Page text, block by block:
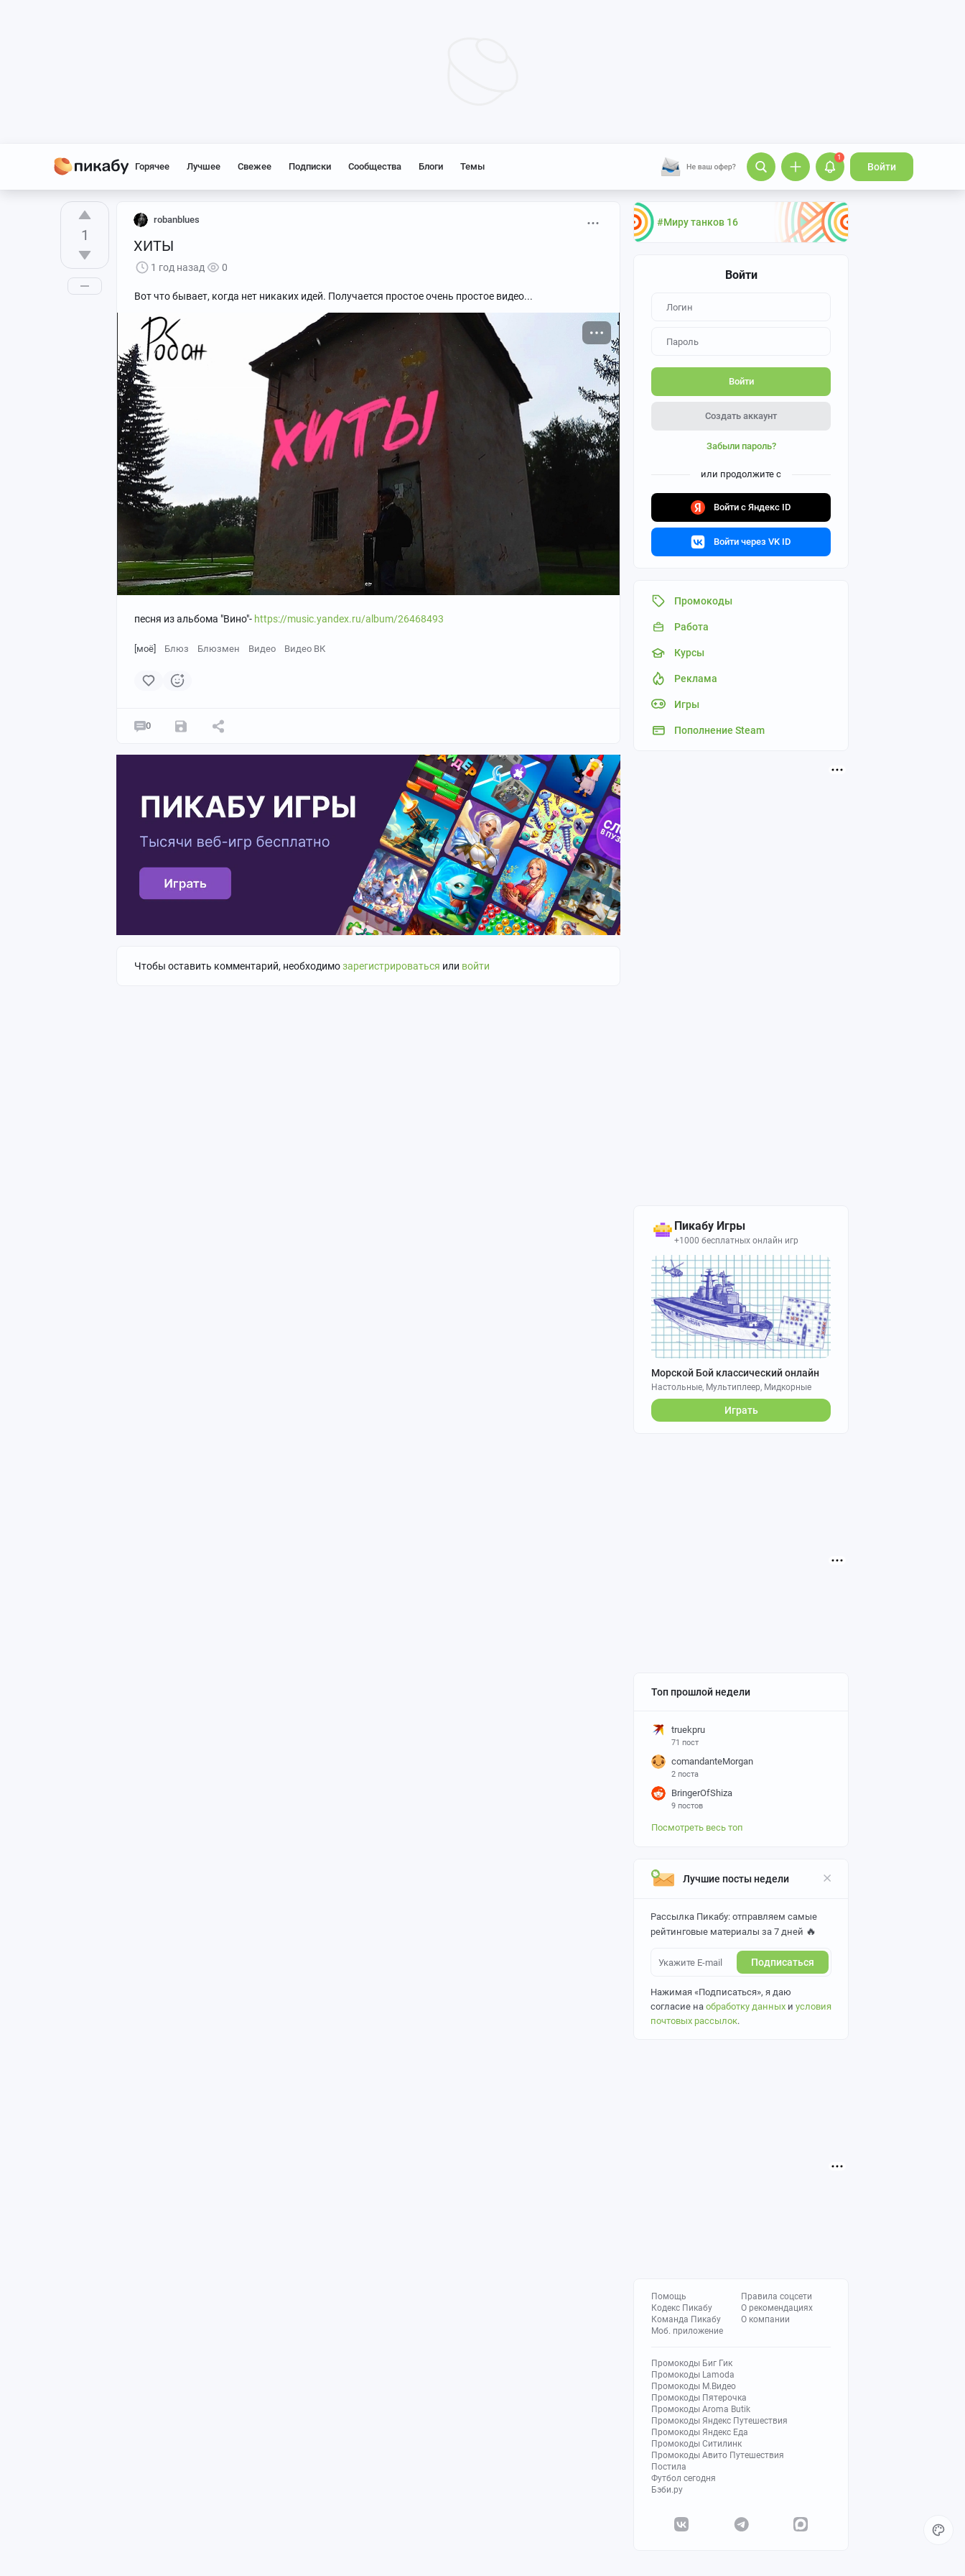
Горячее Лучшее Свежее Подписки Сообщества Блоги Темы
1
Войти
#Миру танков 16
Войти
Войти
Создать аккаунт
Забыли пароль?
или продолжите с
Войти с Яндекс ID
Войти через VK ID
Промокоды
Работа
Курсы
Реклама
Игры
Пополнение Steam
Пикабу Игры
+1000 бесплатных онлайн игр
Морской Бой классический онлайн
Настольные, Мультиплеер, Мидкорные
Играть
Топ прошлой недели
truekpru
71 пост
comandanteMorgan
2 поста
BringerOfShiza
9 постов
Посмотреть весь топ
Лучшие посты недели
Рассылка Пикабу: отправляем самые
рейтинговые материалы за 7 дней 🔥
Подписаться
Нажимая «Подписаться», я даю
согласие на обработку данных и условия
почтовых рассылок.
Помощь
Кодекс Пикабу
Команда Пикабу
Моб. приложение
Правила соцсети
О рекомендациях
О компании
Промокоды Биг Гик
Промокоды Lamoda
Промокоды М.Видео
Промокоды Пятерочка
Промокоды Aroma Butik
Промокоды Яндекс Путешествия
Промокоды Яндекс Еда
Промокоды Ситилинк
Промокоды Авито Путешествия
Постила
Футбол сегодня
Бэби.ру
1
robanblues
ХИТЫ
1 год назад 0
Вот что бывает, когда нет никаких идей. Получается простое очень простое видео...
песня из альбома "Вино"- https://music.yandex.ru/album/26468493
[моё] Блюз Блюзмен Видео Видео ВК
0
Чтобы оставить комментарий, необходимозарегистрироваться или войти